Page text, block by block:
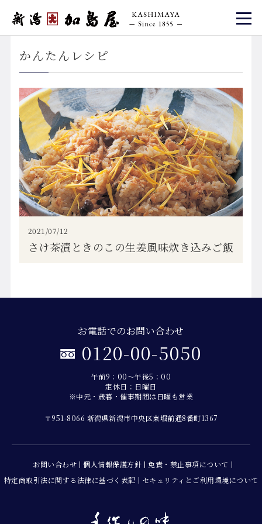
かんたんレシピ
2021/07/12
さけ茶漬ときのこの生姜風味炊き込みご飯
お電話でのお問い合わせ
0120-00-5050
午前9：00～午後5：00
定休日：日曜日
※中元・歳暮・催事期間は日曜も営業
〒951-8066 新潟県新潟市中央区東堀前通8番町1367
お問い合わせ 個人情報保護方針
免責・禁止事項について
特定商取引法に関する法律に基づく表記
セキュリティとご利用環境について